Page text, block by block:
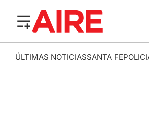
ÚLTIMAS NOTICIASSANTA FE